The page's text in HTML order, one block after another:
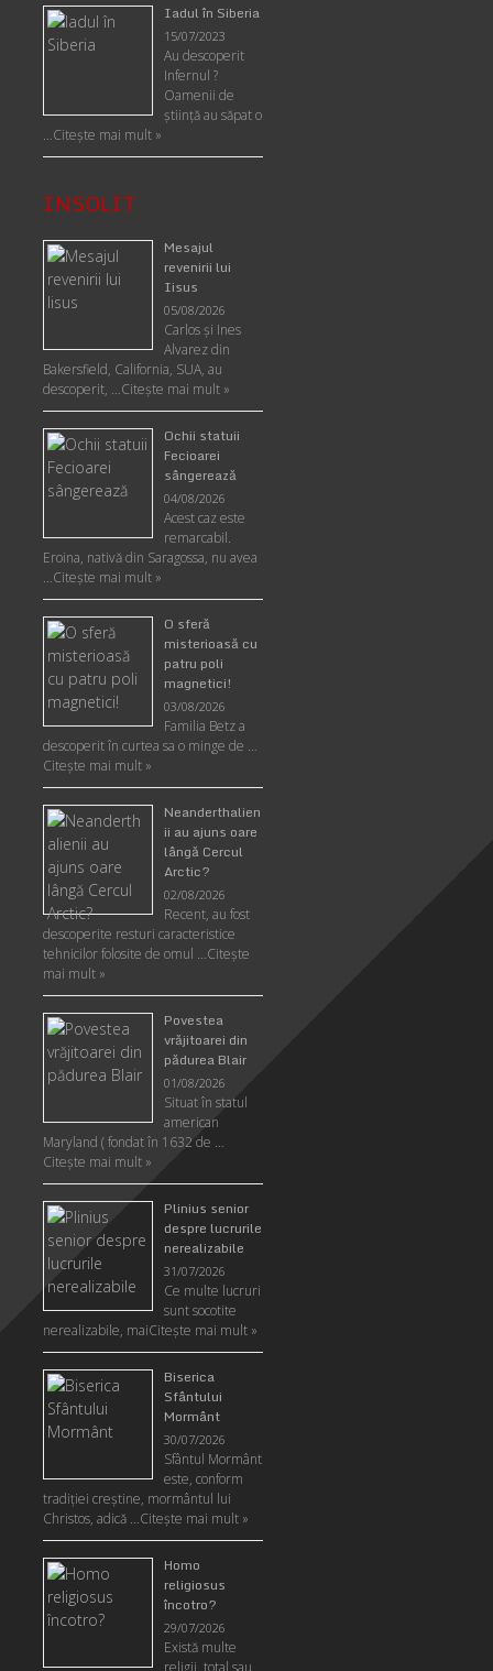
Iadul în Siberia
15/07/2023
Au descoperit
Infernul ?
Oamenii de
ştiinţă au săpat o
…Citește mai mult »
INSOLIT
Mesajul
revenirii lui
Iisus
05/08/2026
Carlos şi Ines
Alvarez din
Bakersfield, California, SUA, au
descoperit, …Citeşte mai mult »
Ochii statuii
Fecioarei
sângerează
04/08/2026
Acest caz este
remarcabil.
Eroina, nativă din Saragossa, nu avea
…Citeşte mai mult »
O sferă
misterioasă cu
patru poli
magnetici!
03/08/2026
Familia Betz a
descoperit în curtea sa o minge de …
Citeşte mai mult »
Neanderthalien
ii au ajuns oare
lângă Cercul
Arctic?
02/08/2026
Recent, au fost
descoperite resturi caracteristice
tehnicilor folosite de omul …Citeşte
mai mult »
Povestea
vrăjitoarei din
pădurea Blair
01/08/2026
Situat în statul
american
Maryland ( fondat în 1632 de …
Citeşte mai mult »
Plinius senior
despre lucrurile
nerealizabile
31/07/2026
Ce multe lucruri
sunt socotite
nerealizabile, maiCiteşte mai mult »
Biserica
Sfântului
Mormânt
30/07/2026
Sfântul Mormânt
este, conform
tradiţiei creştine, mormântul lui
Christos, adică …Citeşte mai mult »
Homo
religiosus
încotro?
29/07/2026
Există multe
religii, total sau